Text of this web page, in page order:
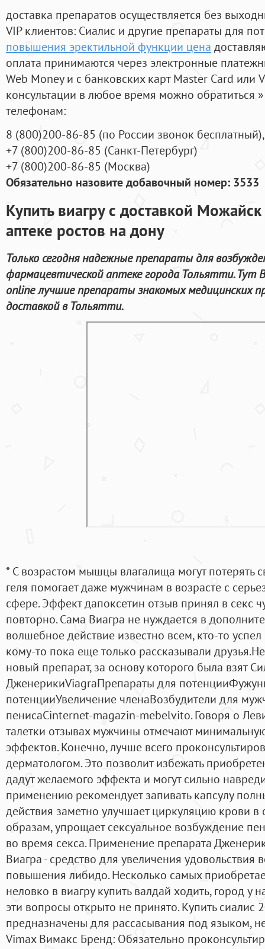
доставка препаратов осуществляется без
VIP клиентов: Сиалис и другие препараты для
повышения эректильной функции цена
оплата принимаются через электронные
Web Money и с банковских карт Master Card или
консультации в любое время можно обратиться
телефонам:
8 (800)200-86-85 (по России звонок бесплатный),
+7 (800)200-86-85 (Санкт-Петербург)
+7 (800)200-86-85 (Москва)
Обязательно назовите добавочный номер: 3533
Купить виагру с доставкой
аптеке ростов на дону
Только сегодня надежные препараты для
фармацевтической аптеке города Тольятти. Тут
online лучшие препараты знакомых медицинских
доставкой в Тольятти.
* С возрастом мышцы влагалища могут потерять
геля помогает даже мужчинам в возрасте с
сфере. Эффект дапоксетин отзыв принял в секс
повторно. Сама Виагра не нуждается в
волшебное действие известно всем, кто-то
кому-то пока еще только рассказывали
новый препарат, за основу которого была взят
ДженерикиViagraПрепараты для
потенцииУвеличение членаВозбудители для
пенисаCinternet-magazin-mebelvito. Говоря о
талетки отзывах мужчины отмечают
эффектов. Конечно, лучше всего
дерматологом. Это позволит избежать
дадут желаемого эффекта и могут сильно
применению рекомендует запивать капсулу
действия заметно улучшает циркуляцию крови в
образам, упрощает сексуальное возбуждение
во время секса. Применение препарата
Виагра - средство для увеличения удовольствия
повышения либидо. Несколько самых
неловко в виагру купить валдай ходить, город у
эти вопросы открыто не принято. Купить
предназначены для рассасывания под языком,
Vimax Вимакс Бренд: Обязательно